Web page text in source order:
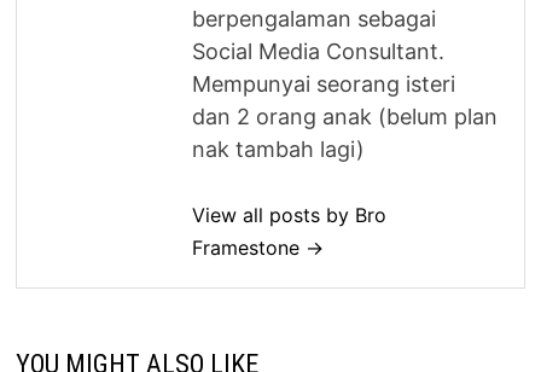
berpengalaman sebagai
Social Media Consultant.
Mempunyai seorang isteri
dan 2 orang anak (belum plan
nak tambah lagi)
View all posts by Bro
Framestone →
YOU MIGHT ALSO LIKE